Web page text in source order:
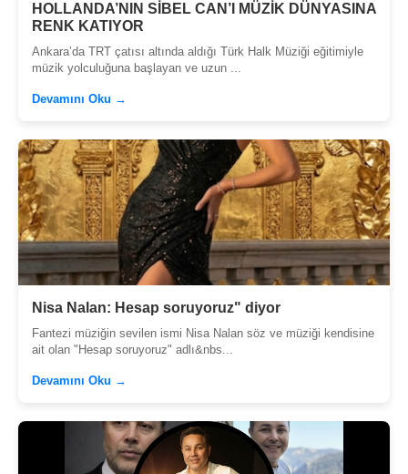
HOLLANDA’NIN SİBEL CAN’I MÜZİK DÜNYASINA
RENK KATIYOR
Ankara’da TRT çatısı altında aldığı Türk Halk Müziği eğitimiyle
müzik yolculuğuna başlayan ve uzun ...
Devamını Oku →
Nisa Nalan: Hesap soruyoruz" diyor
Fantezi müziğin sevilen ismi Nisa Nalan söz ve müziği kendisine
ait olan "Hesap soruyoruz" adlı&nbs...
Devamını Oku →